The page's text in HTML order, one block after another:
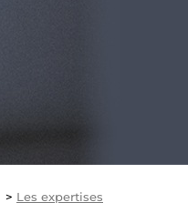
> Les expertises